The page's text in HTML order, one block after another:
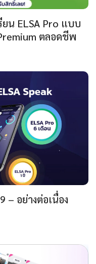
น ELSA Pro แบบ
ตลอดชีพ
– อย่างต่อเนื่อง